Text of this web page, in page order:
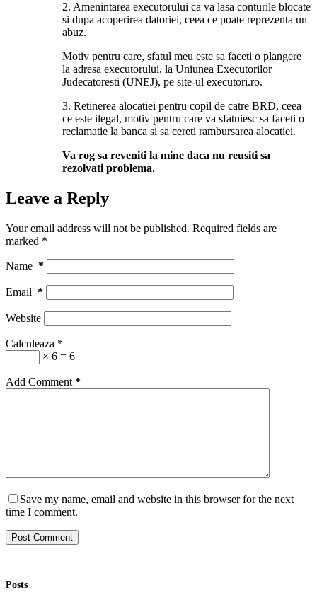
2. Amenintarea executorului ca va lasa conturile blocate
si dupa acoperirea datoriei, ceea ce poate reprezenta un
abuz.
Motiv pentru care, sfatul meu este sa faceti o plangere
la adresa executorului, la Uniunea Executorilor
Judecatoresti (UNEJ), pe site-ul executori.ro.
3. Retinerea alocatiei pentru copil de catre BRD, ceea
ce este ilegal, motiv pentru care va sfatuiesc sa faceti o
reclamatie la banca si sa cereti rambursarea alocatiei.
Va rog sa reveniti la mine daca nu reusiti sa
rezolvati problema.
Leave a Reply
Your email address will not be published. Required fields are
marked *
Name *
Email *
Website
Calculeaza *
× 6 = 6
Add Comment *
Save my name, email and website in this browser for the next
time I comment.
Post Comment
Posts